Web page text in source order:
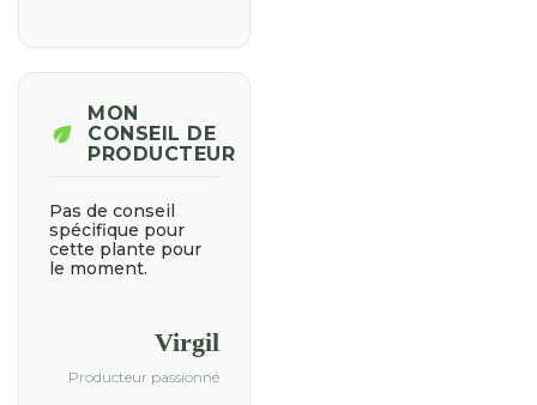
eco
MON
CONSEIL DE
PRODUCTEUR
Pas de conseil
spécifique pour
cette plante pour
le moment.
Virgil
Producteur passionné